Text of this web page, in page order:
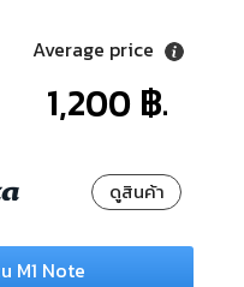
Average price
1,200 ฿.
ดูสินค้า
M1 Note